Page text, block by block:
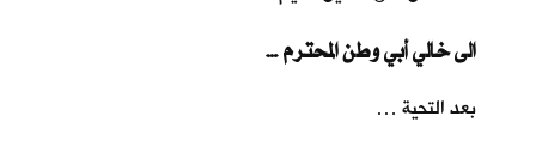
… الى خالي أبي وطن المحترم
بعد التحية …